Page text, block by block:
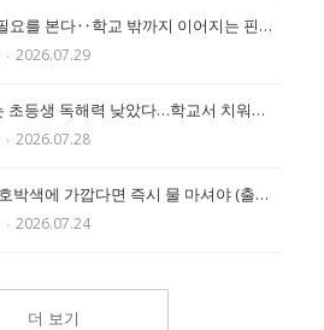
진단보다 필요를 본다‥학교 밖까지 이어지는 핀란드 통합교육 (출처:에이블 뉴스)
‧ 2026.07.29
'내 폰' 있는 초등생 독해력 낮았다…학교서 치워도 점수 비슷 (출처:조선일보)
‧ 2026.07.28
소변 색이 호박색에 가깝다면 즉시 물 마셔야 (출처:에이블 뉴스)
‧ 2026.07.24
더 보기